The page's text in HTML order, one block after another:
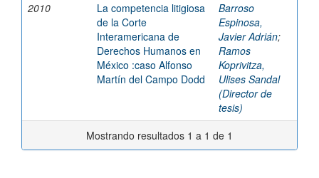
2010
La competencia litigiosa
de la Corte
Interamericana de
Derechos Humanos en
México :caso Alfonso
Martín del Campo Dodd
Barroso
Espinosa,
Javier Adrián;
Ramos
Koprivitza,
Ulises Sandal
(Director de
tesis)
Mostrando resultados 1 a 1 de 1